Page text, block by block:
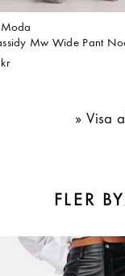
Mw Wide Pant
Visa
FLER